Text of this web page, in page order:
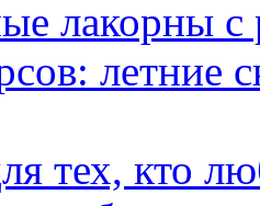
лакорны с
летние
тех, кто